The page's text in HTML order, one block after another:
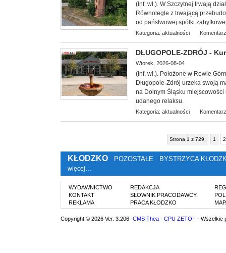
(Inf. wł.). W Szczytnej trwają
Równolegle z trwającą
od państwowej spółki
Kategoria: aktualności
DŁUGOPOLE-ZDRÓJ -
Wtorek, 2026-08-04
(Inf. wł.). Położone w Rowie
Długopole-Zdrój urzeka swoją
na Dolnym Śląsku
udanego relaksu.
Kategoria: aktualności
Strona 1 z 729 1 2
KŁODZKO POZOSTAŁE BYSTRZYCA
więcej…
WYDAWNICTWO
KONTAKT
REKLAMA
REDAKCJA
SŁOWNIK PRACODAWCY
PRACA KŁODZKO
Copyright © 2026 Ver. 3.206· CMS Thea · CPU ZETO · - Wszelkie